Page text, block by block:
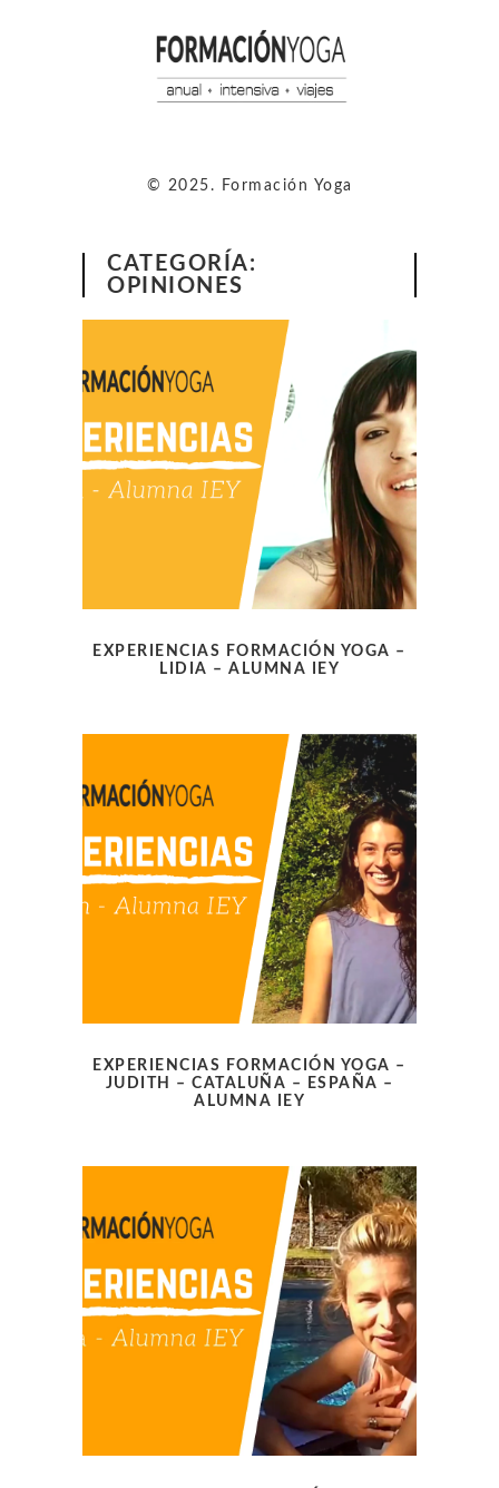
© 2025. Formación Yoga
CATEGORÍA:
OPINIONES
EXPERIENCIAS FORMACIÓN YOGA –
LIDIA – ALUMNA IEY
EXPERIENCIAS FORMACIÓN YOGA –
JUDITH – CATALUÑA – ESPAÑA –
ALUMNA IEY